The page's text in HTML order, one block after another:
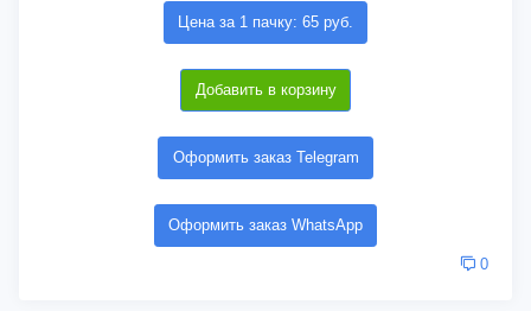
Цена за 1 пачку: 65 руб.
Добавить в корзину
Оформить заказ Telegram
Оформить заказ WhatsApp
0